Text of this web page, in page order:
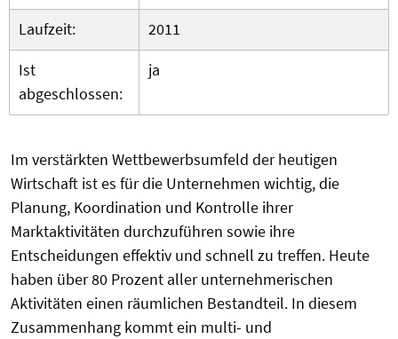
Laufzeit:
2011
Ist
abgeschlossen:
ja
Im verstärkten Wettbewerbsumfeld der heutigen
Wirtschaft ist es für die Unternehmen wichtig, die
Planung, Koordination und Kontrolle ihrer
Marktaktivitäten durchzuführen sowie ihre
Entscheidungen effektiv und schnell zu treffen. Heute
haben über 80 Prozent aller unternehmerischen
Aktivitäten einen räumlichen Bestandteil. In diesem
Zusammenhang kommt ein multi- und